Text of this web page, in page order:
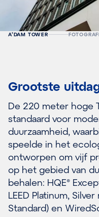
A’DAM TOWER
Grootste
De 220 meter hoge
standaard voor
duurzaamheid,
speelde in het
ontworpen om vijf
op het gebied van
behalen: HQE®
LEED Platinum,
Standard) en